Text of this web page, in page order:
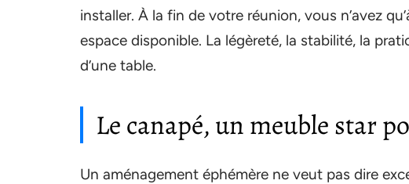
installer. À la fin de votre réunion, vous n’avez
espace disponible. La légèreté, la stabilité, la
d’une table.
Le canapé, un meuble star
Un aménagement éphémère ne veut pas dire